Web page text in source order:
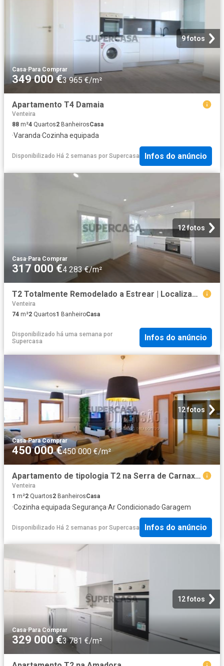
9 fotos
Casa·Para Comprar
349 000 €3 965 €/m²
Apartamento T4 Damaia
Venteira
88 m²4 Quartos2 BanheirosCasa
·Varanda·Cozinha equipada
Disponibilizado Há 2 semanas por Supercasa Infos do anúncio
12 fotos
Casa· Para Comprar
317 000 €4 283 €/m²
T2 Totalmente Remodelado a Estrear | Localização Premium no Centro da Amadora
Venteira
74 m²2 Quartos1 BanheiroCasa
Disponibilizado há uma semana por
Supercasa
Infos do anúncio
12 fotos
Casa·Para Comprar
450 000 €450 000 €/m²
Apartamento de tipologia T2 na Serra de Carnaxide, como NOVO!
Venteira
1 m²2 Quartos2 BanheirosCasa
·Cozinha equipada·Segurança·Ar Condicionado·Garagem
Disponibilizado Há 2 semanas por Supercasa Infos do anúncio
12 fotos
Casa·Para Comprar
329 000 €3 781 €/m²